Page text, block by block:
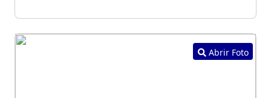
Abrir Foto